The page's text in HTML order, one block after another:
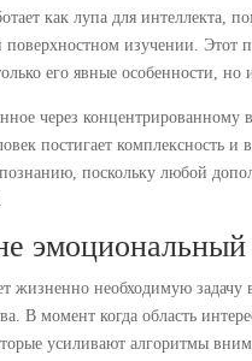
как лупа для интеллекта,
изучении. Этот
его явные особенности,
через
постигает комплексность и
поскольку любой
жизненно необходимую
В момент когда область
усиливают алгоритмы